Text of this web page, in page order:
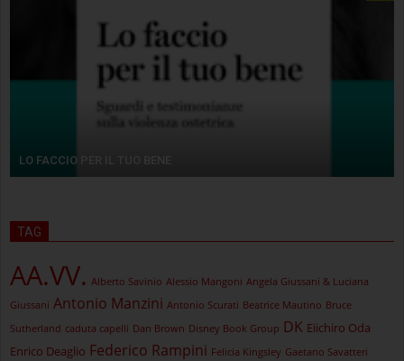
LO FACCIO PER IL TUO BENE
TAG
AA.VV. Alberto Savinio Alessio Mangoni Angela Giussani & Luciana
Giussani Antonio Manzini Antonio Scurati Beatrice Mautino Bruce
Sutherland caduta capelli Dan Brown Disney Book Group DK Eiichiro Oda
Enrico Deaglio Federico Rampini Felicia Kingsley Gaetano Savatteri